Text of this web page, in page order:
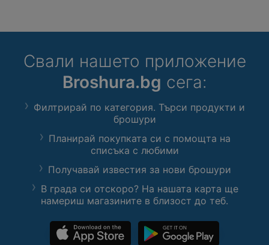
Свали нашето приложение
Broshura.bg сега:
Филтрирай по категория. Търси продукти и
брошури
Планирай покупката си с помощта на
списъка с любими
Получавай известия за нови брошури
В града си отскоро? На нашата карта ще
намериш магазините в близост до теб.